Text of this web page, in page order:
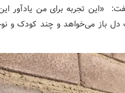
«این تجربه برای من یادآور
باز می‌خواهد و چند کودک و